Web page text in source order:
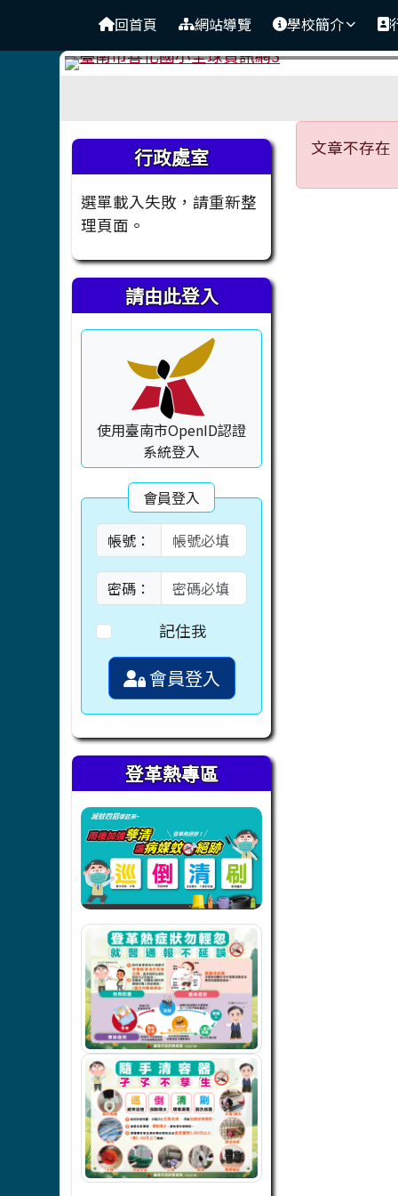
臺南市善化國小全球資
回首頁 網站導覽 學校簡介
左邊區域內容
行政處室
選單載入失敗，請重新整
理頁面。
請由此登入
使用臺南市OpenID認證
系統登入
會員登入
帳號：
密碼：
記住我
會員登入
登革熱專區
link to https://
link to https://
link to https://
主內容
文章不
文章不存在
頁尾區域